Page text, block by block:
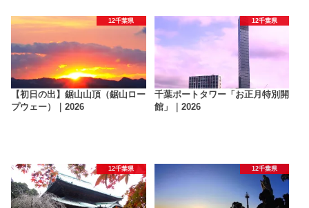
12千葉県
【初日の出】鋸山山頂（鋸山ロー
プウェー）｜2026
12千葉県
千葉ポートタワー「お正月特別開
館」｜2026
12千葉県 12千葉県